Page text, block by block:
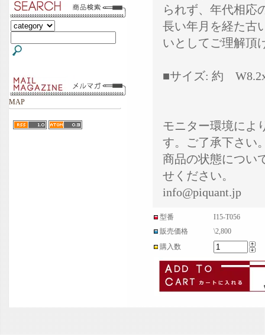
MAP
られず、年代相応
長い年月を経た古
いとしてご理解頂
■サイズ: 約
モニター環境によ
す。ご了承下さい
商品の状態につい
せください。
info@piquant.jp
型番
I15-T056
販売価格
\2,800
購入数